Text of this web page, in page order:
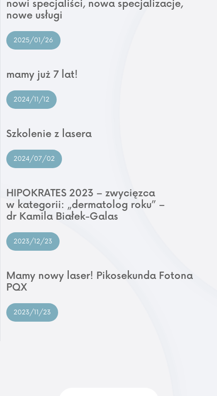
nowi specjaliści, nowa specjalizacje,
nowe usługi
2025/01/26
mamy już 7 lat!
2024/11/12
Szkolenie z lasera
2024/07/02
HIPOKRATES 2023 – zwycięzca
w kategorii: „dermatolog roku” –
dr Kamila Białek-Galas
2023/12/23
Mamy nowy laser! Pikosekunda Fotona
PQX
2023/11/23